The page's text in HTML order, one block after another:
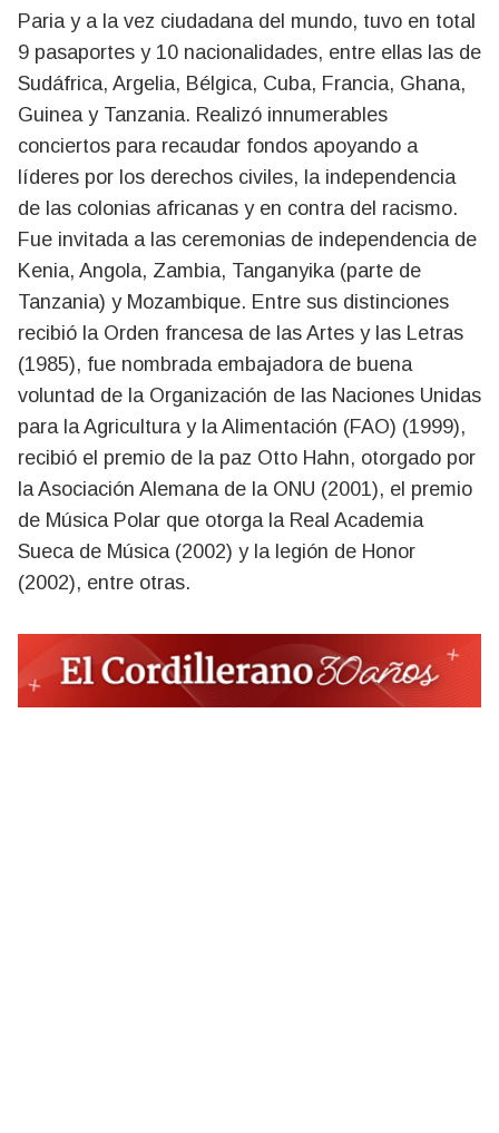
Paria y a la vez ciudadana del mundo, tuvo en total
9 pasaportes y 10 nacionalidades, entre ellas las de
Sudáfrica, Argelia, Bélgica, Cuba, Francia, Ghana,
Guinea y Tanzania. Realizó innumerables
conciertos para recaudar fondos apoyando a
líderes por los derechos civiles, la independencia
de las colonias africanas y en contra del racismo.
Fue invitada a las ceremonias de independencia de
Kenia, Angola, Zambia, Tanganyika (parte de
Tanzania) y Mozambique. Entre sus distinciones
recibió la Orden francesa de las Artes y las Letras
(1985), fue nombrada embajadora de buena
voluntad de la Organización de las Naciones Unidas
para la Agricultura y la Alimentación (FAO) (1999),
recibió el premio de la paz Otto Hahn, otorgado por
la Asociación Alemana de la ONU (2001), el premio
de Música Polar que otorga la Real Academia
Sueca de Música (2002) y la legión de Honor
(2002), entre otras.